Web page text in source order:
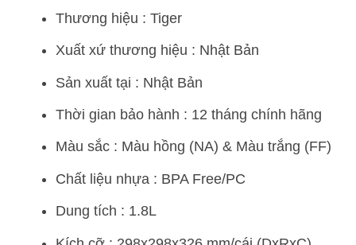
Thương hiệu : Tiger
Xuất xứ thương hiệu : Nhật Bản
Sản xuất tại : Nhật Bản
Thời gian bảo hành : 12 tháng chính hãng
Màu sắc : Màu hồng (NA) & Màu trắng (FF)
Chất liệu nhựa : BPA Free/PC
Dung tích : 1.8L